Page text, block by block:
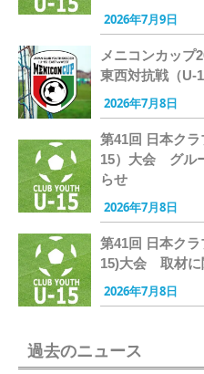
2026年7月9日
メニコンカップ
東西対抗戦（U-
2026年7月8日
第41回 日本ク
15）大会 グル
らせ
2026年7月8日
第41回 日本ク
15)大会 取材に
2026年7月8日
過去のニュース